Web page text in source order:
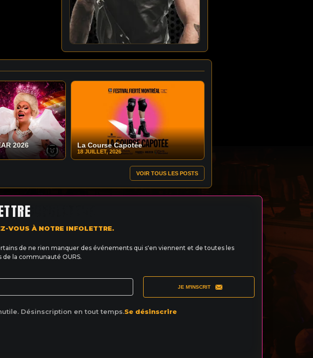
2026 La Course Capotée
18 JUILLET, 2026
VOIR TOUS LES POSTS
VOUS À NOTRE INFOLETTRE.
de ne rien manquer des événements qui s'en viennent et de toutes les
la communauté OURS.
JE M'INSCRIT
Désinscription en tout temps.Se désinscrire